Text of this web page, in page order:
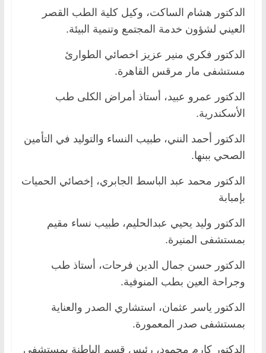
الدكتور هشام الساكت، وكيل كلية الطب القصر
العيني لشؤون خدمة المجتمع وتنمية البيئة.
الدكتور فكري منير عزيز اخصائي الطوارئ
مستشفى مار مرقس القاهرة.
الدكتور عمرو عبيد، أستاذ أمراض الكلى طب
الأسكندرية.
الدكتور أحمد النني، طبيب النساء والتوليد في التأمين
الصحي ببنها.
الدكتور محمد عبد الباسط الجابري، إخصائي الحميات
بإمبابة
الدكتور وليد يحيي عبدالحليم، طبيب نساء مقيم
بمستشفى المنيرة.
الدكتور حسن جمال الدين فرحات، أستاذ طب
وجراحة العين بطب المنوفية.
الدكتور ياسر عثمان، استشاري الصدر والعناية
بمستشفى صدر المعمورة.
الدكتور كارم محمود، رئيس قسم الباطنة بمستشفي